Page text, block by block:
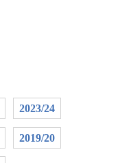
2023/24
2019/20